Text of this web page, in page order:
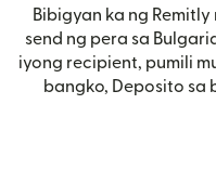
Bibigyan ka ng
send ng pera sa
iyong recipient, pumili
bangko, Deposito